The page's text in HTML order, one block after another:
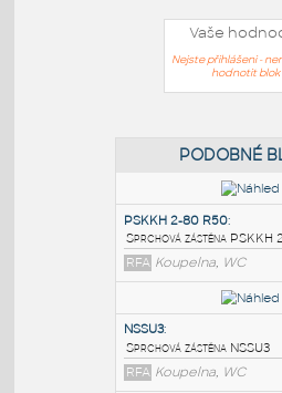
Vaše
Nejste přihlášeni -
hodnotit blok